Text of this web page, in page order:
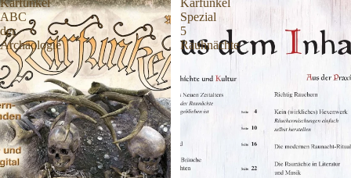
ABC
der
Archäologie
Spezial
5
Rauhnächte